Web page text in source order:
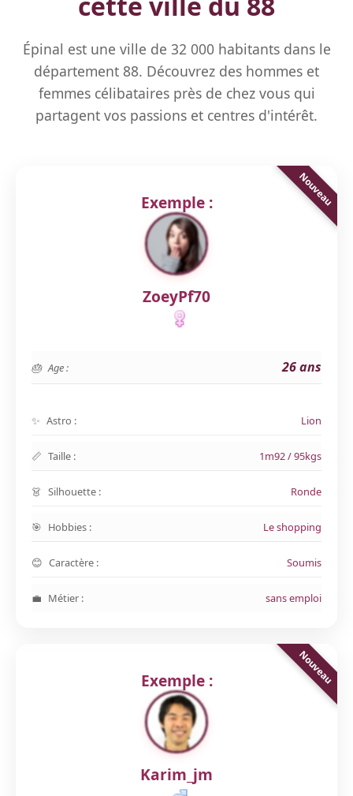
Épinal est une ville de 32 000 habitants dans le
département 88. Découvrez des hommes et
femmes célibataires près de chez vous qui
partagent vos passions et centres d'intérêt.
Exemple :
ZoeyPf70
Age : 26 ans
Astro : Lion
Taille : 1m92 / 95kgs
Silhouette : Ronde
Hobbies : Le shopping
Caractère : Soumis
Métier : sans emploi
Exemple :
Karim_jm